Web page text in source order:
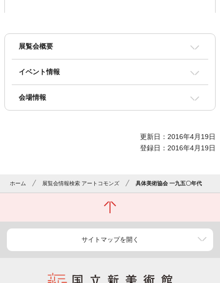
展覧会概要
イベント情報
会場情報
更新日：2016年4月19日
登録日：2016年4月19日
ホーム 展覧会情報検索 アートコモンズ 具体美術協会 一九五〇年代
サイトマップを開く